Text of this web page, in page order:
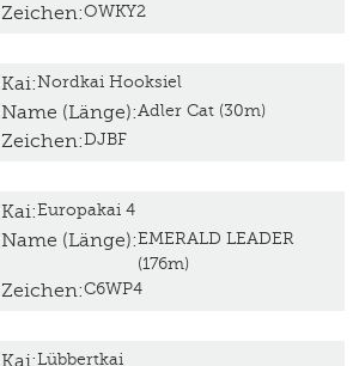
Zeichen:OWKY2
Kai:Nordkai Hooksiel
Name (Länge):Adler Cat (30m)
Zeichen:DJBF
Kai:Europakai 4
Name (Länge):EMERALD LEADER
(176m)
Zeichen:C6WP4
Kai:Lübbertkai